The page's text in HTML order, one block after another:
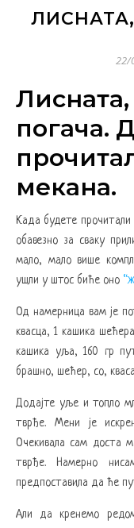
22/
погача.
мекана.
Када будете прочитали до краја овај рецепт сигурно ће бити “под
обавезно за сваку
мало, мало више
ушли у штос биће оно
Од намерница вам је
квасца, 1 кашика
кашика уља, 160 гр
брашно, шећер, со,
Додајте уље и топло
тврђе. Мени је
Очекивала сам доста
тврђе. Намерно
предпоставила да ће
Али да кренемо